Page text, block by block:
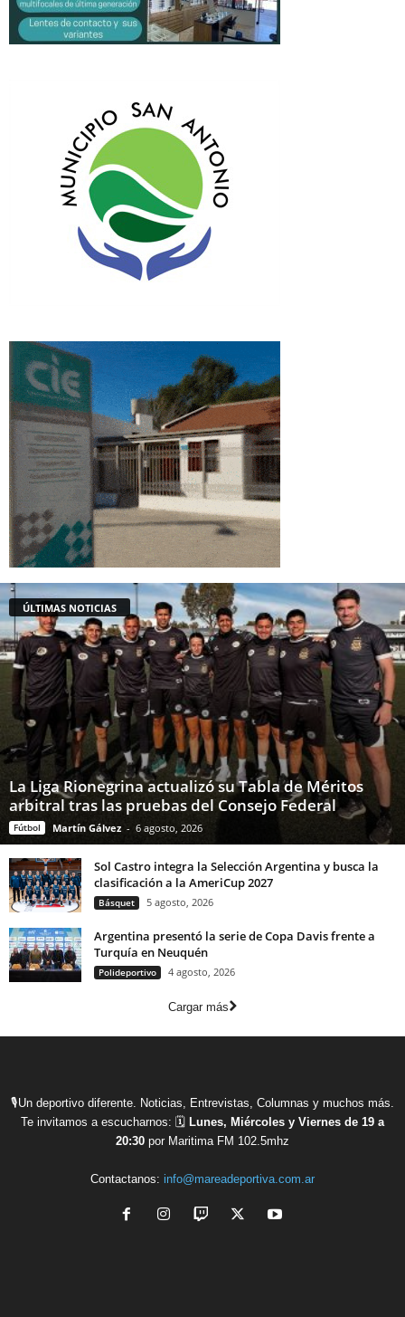
ÚLTIMAS NOTICIAS
La Liga Rionegrina actualizó su Tabla de Méritos
arbitral tras las pruebas del Consejo Federal
Fútbol Martín Gálvez - 6 agosto, 2026
Sol Castro integra la Selección Argentina y busca la
clasificación a la AmeriCup 2027
Básquet 5 agosto, 2026
Argentina presentó la serie de Copa Davis frente a
Turquía en Neuquén
Polideportivo 4 agosto, 2026
Cargar más
🎙Un deportivo diferente. Noticias, Entrevistas, Columnas y muchos más.
Te invitamos a escucharnos: 🗓 Lunes, Miércoles y Viernes de 19 a
20:30 por Maritima FM 102.5mhz
Contactanos: info@mareadeportiva.com.ar